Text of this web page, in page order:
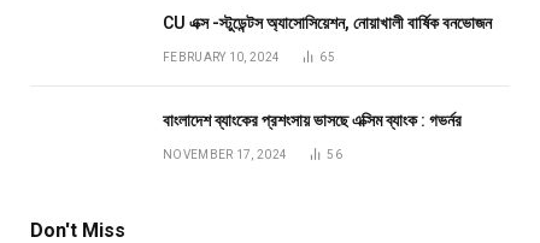
CU এক্স -স্টুডেন্টস অ্যাসোসিয়েশন, নোয়াখালী বার্ষিক বনভোজন
FEBRUARY 10, 2024 65
বাংলাদেশ ব্যাংকের প্রশংসায় ভাসছে এক্সিম ব্যাংক : গভর্নর
NOVEMBER 17, 2024 56
Don't Miss